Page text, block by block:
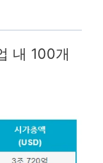
내 100개